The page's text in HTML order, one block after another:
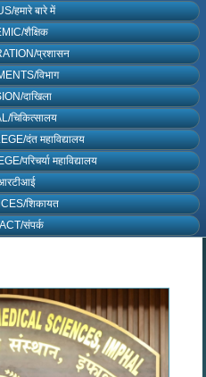
हमारे बारे में
शैक्षिक
प्रशासन
विभाग
दाखिला
चिकित्सालय
दंत महाविद्यालय
परिचर्या महाविद्यालय
शिकायत
संपर्क